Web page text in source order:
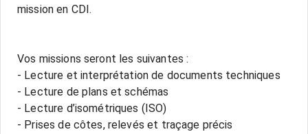
mission en CDI.
Vos missions seront les suivantes :
- Lecture et interprétation de documents techniques
- Lecture de plans et schémas
- Lecture d’isométriques (ISO)
- Prises de côtes, relevés et traçage précis